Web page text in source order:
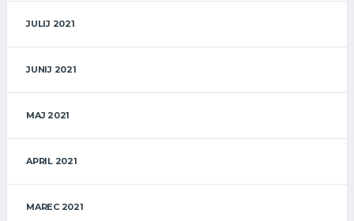
JULIJ 2021
JUNIJ 2021
MAJ 2021
APRIL 2021
MAREC 2021